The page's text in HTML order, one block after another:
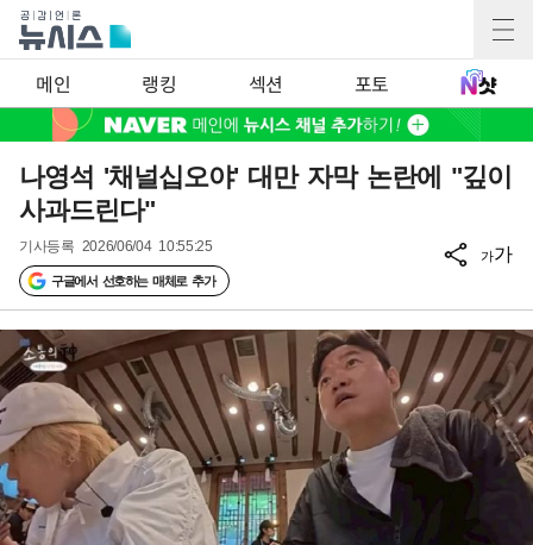
메인 랭킹 섹션 포토
나영석 '채널십오야' 대만 자막 논란에 "깊이
사과드린다"
기사등록 2026/06/04 10:55:25
구글에서 선호하는 매체로 추가
가가